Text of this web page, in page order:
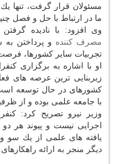
مسئولان قرار گرفت، تنها
ما در ارتباط با حل و فصل
وی افزود: با نادیده
مصرف كننده و پرداختن به
تجربیات سایر كشورها،
او با اشاره به برگزاری
زیربنایی ترین عرصه های
كشورهای در حال توسعه
با جامعه علمی بوده و از
وزیر نیرو تصریح كرد:
اجرایی نیست و پیوند هر
یافته های علمی از یك سو
دیگر منجر به ارائه